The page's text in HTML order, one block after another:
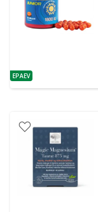
nõuanne
EPAEV